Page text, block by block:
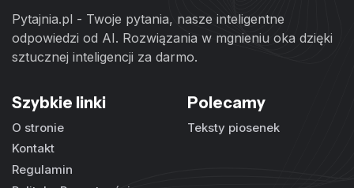
Pytajnia.pl - Twoje pytania, nasze inteligentne
odpowiedzi od AI. Rozwiązania w mgnieniu oka dzięki
sztucznej inteligencji za darmo.
Szybkie linki
O stronie
Kontakt
Regulamin
Polecamy
Teksty piosenek